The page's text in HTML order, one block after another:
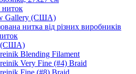
ниток
Gallery (США)
нитка від різних виробників
(США)
Blending Filament
Very Fine (#4) Braid
Fine (#8) Braid